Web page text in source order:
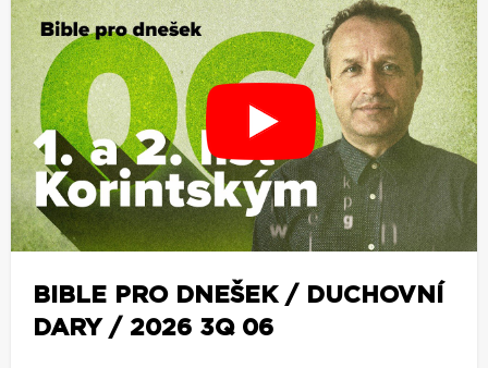
BIBLE PRO DNEŠEK / DUCHOVNÍ
DARY / 2026 3Q 06